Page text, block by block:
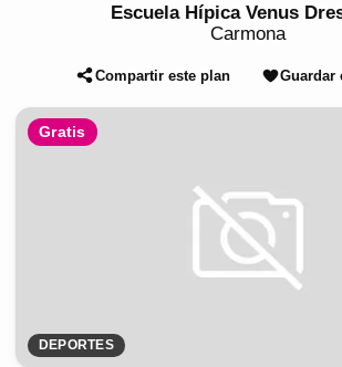
Escuela Hípica Venus
Carmona
Compartir este plan Guardar
Gratis
DEPORTES